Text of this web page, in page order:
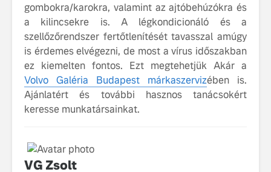
gombokra/karokra, valamint az ajtóbehúzókra és
a kilincsekre is. A légkondicionáló és a
szellőzőrendszer fertőtlenítését tavasszal amúgy
is érdemes elvégezni, de most a vírus időszakban
ez kiemelten fontos. Ezt megtehetjük Akár a
Volvo Galéria Budapest márkaszervizében is.
Ajánlatért és további hasznos tanácsokért
keresse munkatársainkat.
VG Zsolt